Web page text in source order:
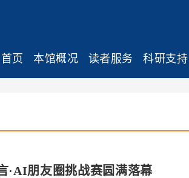
首页 本馆概况 读者服务 科研支持
·AI朋友圈挑战赛圆满落幕